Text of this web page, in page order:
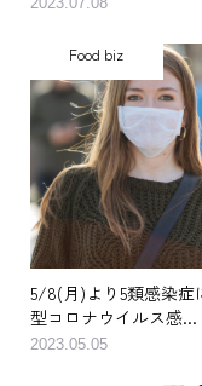
2023.07.08
Food biz
5/8(月)より5類感染症
型コロナウイルス感...
2023.05.05